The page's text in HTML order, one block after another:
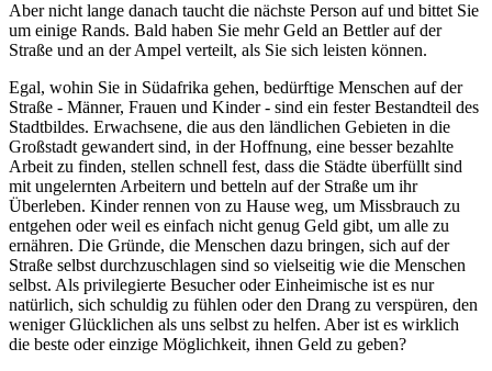
Aber nicht lange danach taucht die nächste Person auf und bittet Sie
um einige Rands. Bald haben Sie mehr Geld an Bettler auf der
Straße und an der Ampel verteilt, als Sie sich leisten können.
Egal, wohin Sie in Südafrika gehen, bedürftige Menschen auf der
Straße - Männer, Frauen und Kinder - sind ein fester Bestandteil des
Stadtbildes. Erwachsene, die aus den ländlichen Gebieten in die
Großstadt gewandert sind, in der Hoffnung, eine besser bezahlte
Arbeit zu finden, stellen schnell fest, dass die Städte überfüllt sind
mit ungelernten Arbeitern und betteln auf der Straße um ihr
Überleben. Kinder rennen von zu Hause weg, um Missbrauch zu
entgehen oder weil es einfach nicht genug Geld gibt, um alle zu
ernähren. Die Gründe, die Menschen dazu bringen, sich auf der
Straße selbst durchzuschlagen sind so vielseitig wie die Menschen
selbst. Als privilegierte Besucher oder Einheimische ist es nur
natürlich, sich schuldig zu fühlen oder den Drang zu verspüren, den
weniger Glücklichen als uns selbst zu helfen. Aber ist es wirklich
die beste oder einzige Möglichkeit, ihnen Geld zu geben?